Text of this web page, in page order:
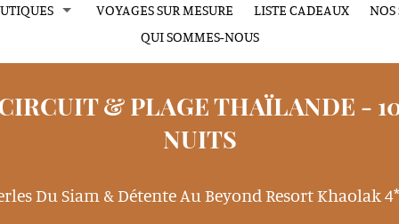
(62000)
(62140 HESDIN-LA-FORÊT)
VOYAGES SUR MESURE LISTE CADEAUX NOS
LE
QUI SOMMES-NOUS
& PLAGE THAÏLANDE -
NUITS
Du Siam & Détente Au Beyond Resort Khaolak